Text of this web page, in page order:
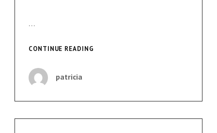
…
CONTINUE READING
PARA
patricia